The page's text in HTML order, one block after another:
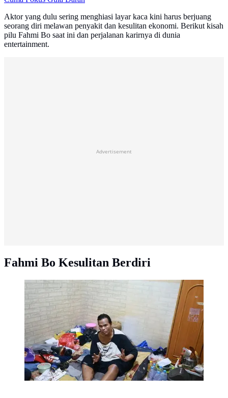
Aktor yang dulu sering menghiasi layar kaca kini harus berjuang
seorang diri melawan penyakit dan kesulitan ekonomi. Berikut kisah
pilu Fahmi Bo saat ini dan perjalanan karirnya di dunia
entertainment.
Advertisement
Fahmi Bo Kesulitan Berdiri
Kabar Terbaru Aktor Fahmi Bo/Kapanlagi.com